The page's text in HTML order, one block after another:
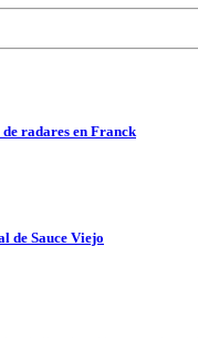
radares en Franck
de Sauce Viejo